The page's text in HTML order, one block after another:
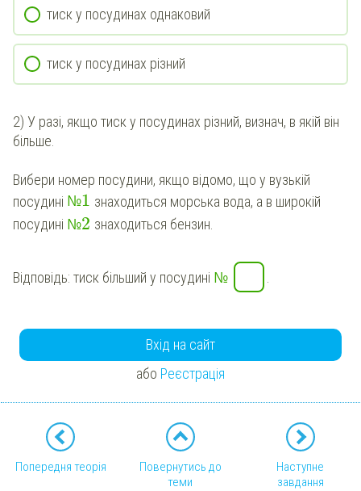
тиск у посудинах однаковий
тиск у посудинах різний
2) У разі, якщо тиск у посудинах різний, визнач, в якій він
більше.
Вибери номер посудини, якщо відомо, що у вузькій
посудині №1 знаходиться морська вода, а в широкій
посудині №2 знаходиться бензин
Відповідь: тиск більший у посудині №
Вхід на сайт
або Реєстрація
Попередня теорія
Повернутись до
теми
Наступне
завдання